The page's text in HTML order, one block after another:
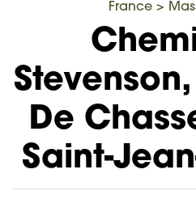
France>
De
Saint-